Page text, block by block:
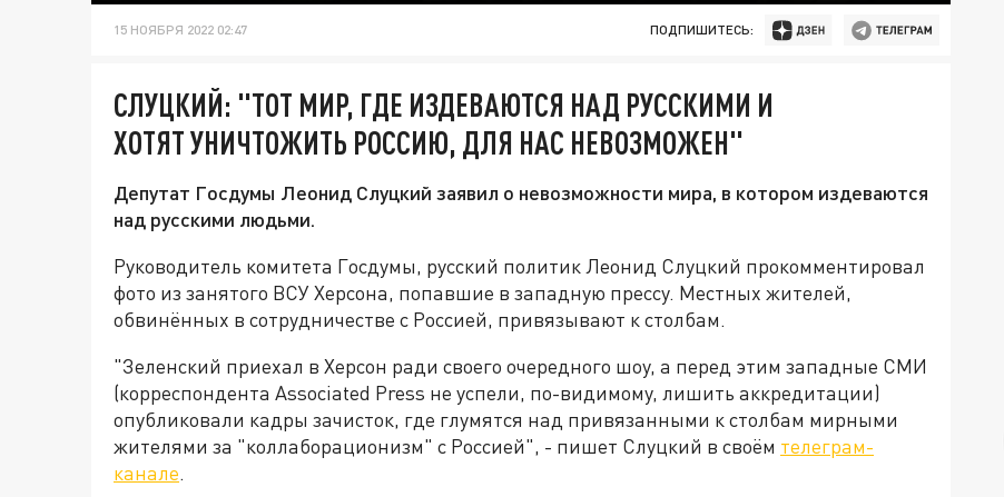
15 НОЯБРЯ 2022 02:47 ПОДПИШИТЕСЬ:
СЛУЦКИЙ: "ТОТ МИР, ГДЕ ИЗДЕВАЮТСЯ НАД РУССКИМИ И
ХОТЯТ УНИЧТОЖИТЬ РОССИЮ, ДЛЯ НАС НЕВОЗМОЖЕН"
Депутат Госдумы Леонид Слуцкий заявил о невозможности мира, в котором издеваются
над русскими людьми.
Руководитель комитета Госдумы, русский политик Леонид Слуцкий прокомментировал
фото из занятого ВСУ Херсона, попавшие в западную прессу. Местных жителей,
обвинённых в сотрудничестве с Россией, привязывают к столбам.
"Зеленский приехал в Херсон ради своего очередного шоу, а перед этим западные СМИ
(корреспондента Associated Press не успели, по-видимому, лишить аккредитации)
опубликовали кадры зачисток, где глумятся над привязанными к столбам мирными
жителями за "коллаборационизм" с Россией", - пишет Слуцкий в своём телеграм-
канале.